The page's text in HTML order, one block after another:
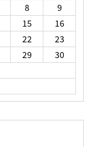
8
9
15
16
22
23
29
30